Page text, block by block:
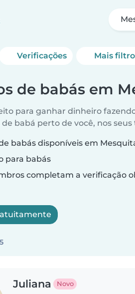
Verificações Mais
de babás em
para ganhar dinheiro
babá perto de você, nos seus
babás disponíveis em
para babás
completam a verificação
Juliana Novo